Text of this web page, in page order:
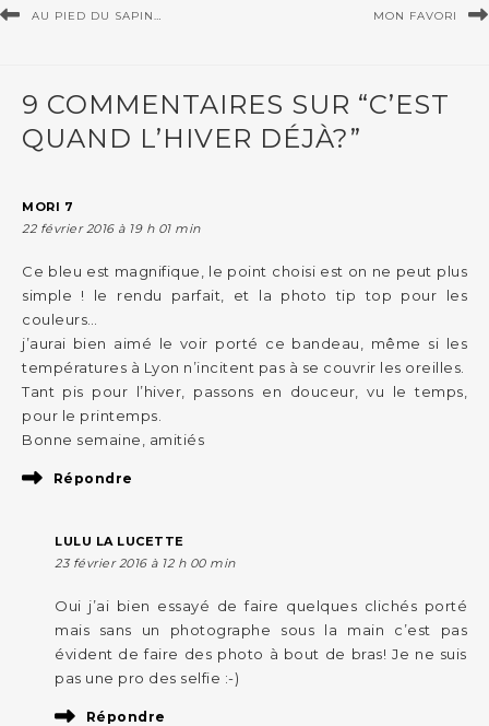
AU PIED DU SAPIN… MON FAVORI
9 COMMENTAIRES SUR “C’EST
QUAND L’HIVER DÉJÀ?”
MORI 7
22 février 2016 à 19 h 01 min
Ce bleu est magnifique, le point choisi est on ne peut plus
simple ! le rendu parfait, et la photo tip top pour les
couleurs…
j’aurai bien aimé le voir porté ce bandeau, même si les
températures à Lyon n’incitent pas à se couvrir les oreilles.
Tant pis pour l’hiver, passons en douceur, vu le temps,
pour le printemps.
Bonne semaine, amitiés
Répondre
LULU LA LUCETTE
23 février 2016 à 12 h 00 min
Oui j’ai bien essayé de faire quelques clichés porté
mais sans un photographe sous la main c’est pas
évident de faire des photo à bout de bras! Je ne suis
pas une pro des selfie :-)
Répondre